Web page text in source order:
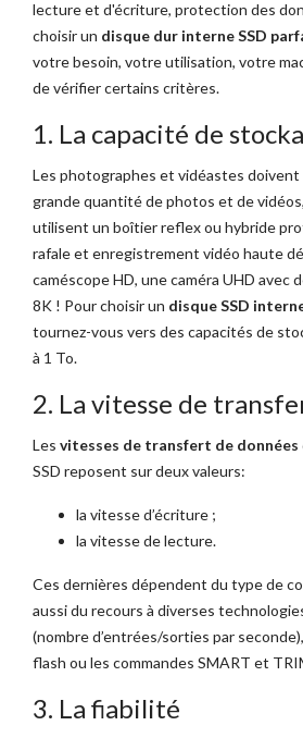
lecture et d'écriture, protection des
choisir un disque dur interne SSD
votre besoin, votre utilisation, votre
de vérifier certains critères.
1. La capacité de
Les photographes et vidéastes doivent
grande quantité de photos et de
utilisent un boîtier reflex ou hybride
rafale et enregistrement vidéo haute
caméscope HD, une caméra UHD avec
8K ! Pour choisir un disque SSD
tournez-vous vers des capacités de
à 1 To.
2. La vitesse de
Les vitesses de transfert de données
SSD reposent sur deux valeurs:
la vitesse d’écriture ;
la vitesse de lecture.
Ces dernières dépendent du type de
aussi du recours à diverses
(nombre d’entrées/sorties par
flash ou les commandes SMART et
3. La fiabilité